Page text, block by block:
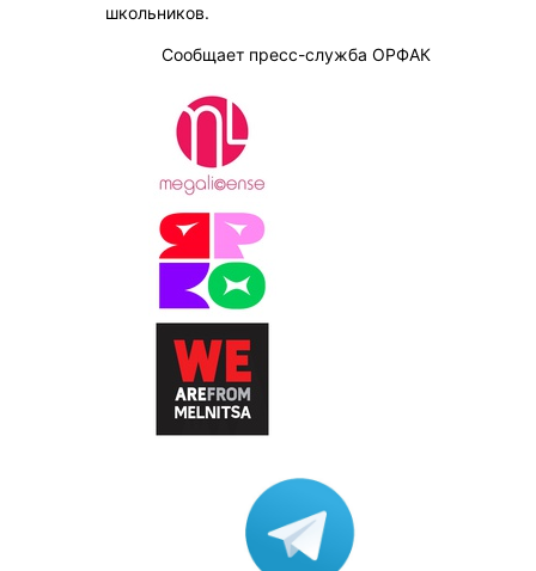
школьников.
Сообщает пресс-служба ОРФАК